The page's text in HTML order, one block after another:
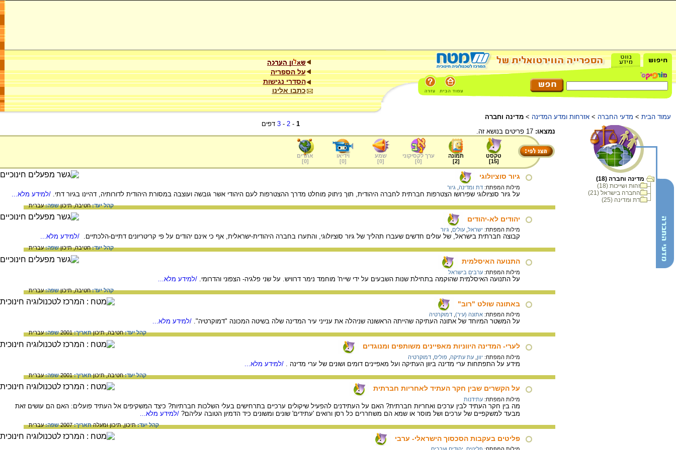
על הספריה
הסדרי נגישות
כתבו אלינו
עמוד הבית > מדעי החברה > אזרחות ומדע המדינה > מדינה וחברה
מדינה וחברה (18)
זהות ושייכות (18)
החברה בישראל (21)
דת ומדינה (25)
1
-
2
-
3 דפים
נמצאו:
טקסט
[
15
]
תמונה
[
2
]
ערך לקסיקוני
[
0
]
שמע
[
0
]
וידיאו
[
0
]
אתרים
[
0
]
גיור סוציולוגי
מילות המפתח: דת ומדינה גיור
על גיור סוציולוגי שפירושו הצטרפות חברתית לחברה היהודית, תוך ניתוק מוחלט מדרך ההצטרפות לעם היהודי אשר גובשה ועוצבה במסורת היהודית לדורותיה, דהיינו בגיור דתי. /למידע מלא...
קהל יעד:חטיבה,תיכוןשפה:עברית
יהודים לא-יהודים
מילות המפתח: ישראל עולים גיור
קבוצה חברתית בישראל, של עולים חדשים שעברו תהליך של גיור סוציולוגי, והתערו בחברה היהודית-ישראלית, אף כי אינם יהודים על פי קריטריונים דתיים-הלכתיים. /למידע מלא...
קהל יעד:חטיבה,תיכוןשפה:עברית
התנועה האיסלמית
מילות המפתח: ערבים בישראל
על התנועה האיסלמית שהוקמה בתחילת שנות השבעים על ידי שייח' מוחמד נימר דרוויש. על שני פלגיה- הצפוני והדרומי. /למידע מלא...
קהל יעד:חטיבה,תיכוןשפה:עברית
באתונה שולט "רוב"
מילות המפתח: אתונה (עיר) דמוקרטיה
על המשטר המיוחד של אתונה העתיקה שהייתה הראשונה שניהלה את ענייני עיר המדינה שלה בשיטה המכונה "דמוקרטיה". /למידע מלא...
קהל יעד:חטיבה,תיכוןתאריך:2001 שפה:עברית
לערי- המדינה היווניות מאפיינים משותפים ומנוגדים
מילות המפתח: יוון עת עתיקה פוליס דמוקרטיה
מידע על התפתחות ערי מדינה ביוון העתיקה ועל מאפיינים דומים ושונים של ערי מדינה . /למידע מלא...
קהל יעד:חטיבה,תיכוןתאריך:2001 שפה:עברית
על הקשרים שבין חקר העתיד לאחריות חברתית
מילות המפתח: עתידנות
מה בין חקר העתיד לבין ערכים ואחריות חברתית? האם על העתידנים להפעיל שיקולים ערכיים בתרחישים בעלי השלכות חברתיות? כיצד המשקיפים אל העתיד פועלים: האם הם עושים זאת
מבעד למשקפיים של ערכים ושל מוסר או שמא הם משחררים כל רסן ורואים 'עתידים' שונים ומשונים כיד הדמיון הטובה עליהם? /למידע מלא...
קהל יעד:תיכון,תיכון ומעלהתאריך:2007 שפה:עברית
פליטים בעקבות הסכסוך הישראלי- ערבי